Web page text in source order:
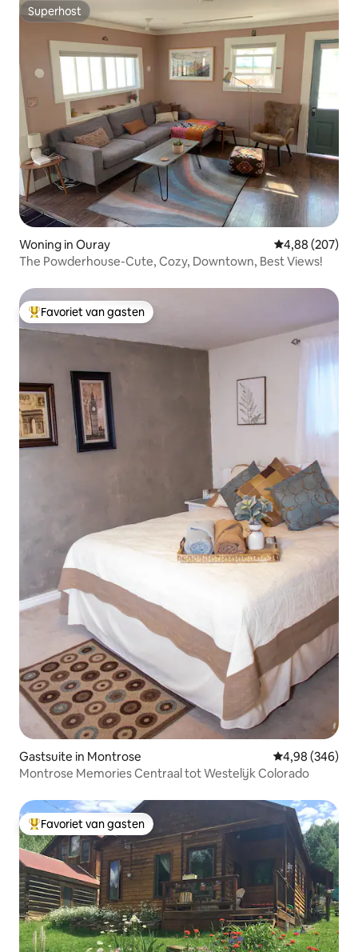
Superhost
Superhost
Woning in Ouray Gemiddelde
4,88 (207)
The Powderhouse-Cute, Cozy, Downtown, Best Views!
Topfavoriet van gasten
Favoriet van gasten
Gastsuite in Montrose Gemiddelde
4,98 (346)
Montrose Memories Centraal tot Westelijk Colorado
Topfavoriet van gasten
Favoriet van gasten